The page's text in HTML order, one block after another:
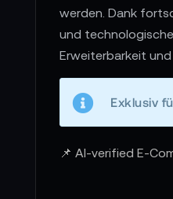
werden. Dank
und
Erweiterbarkeit
Exklusiv
📌 AI-verified E-